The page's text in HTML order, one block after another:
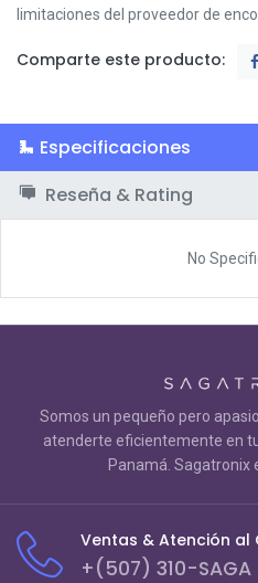
limitaciones del proveedor de
Comparte este producto:
Especificaciones
Reseña & Rating
No
Somos un pequeño pero
atenderte eficientemente en
Panamá. Sagatronix
Ventas & Atención al
+(507) 310-